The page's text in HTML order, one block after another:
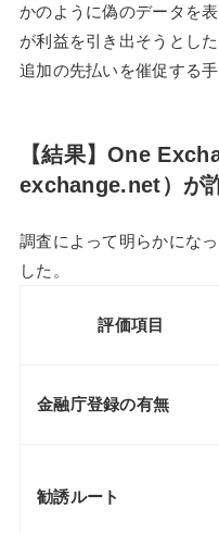
かのように偽のデータを
が利益を引き出そうとし
追加の先払いを催促する
【結果】One
exchange.net）が
調査によって明らかにな
した。
評価項目
金融庁登録の有無
勧誘ルート